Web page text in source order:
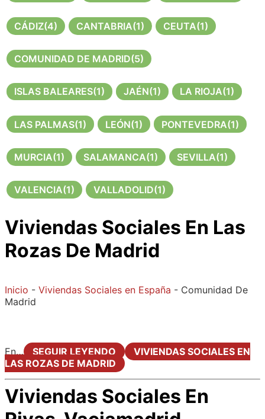
CÁDIZ(4) CANTABRIA(1) CEUTA(1)
COMUNIDAD DE MADRID(5)
ISLAS BALEARES(1) JAÉN(1) LA RIOJA(1)
LAS PALMAS(1) LEÓN(1) PONTEVEDRA(1)
MURCIA(1) SALAMANCA(1) SEVILLA(1)
VALENCIA(1) VALLADOLID(1)
Viviendas Sociales En Las
Rozas De Madrid
Inicio - Viviendas Sociales en España - Comunidad De
Madrid
En… SEGUIR LEYENDO
VIVIENDAS SOCIALES EN
LAS ROZAS DE MADRID
Viviendas Sociales En